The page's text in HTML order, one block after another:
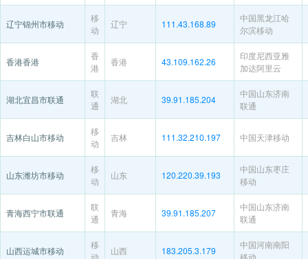
辽宁锦州市移动
移
动
辽宁 111.43.168.89
中国黑龙江哈
尔滨移动
香港香港
香
港
香港 43.109.162.26
印度尼西亚雅
加达阿里云
湖北宜昌市联通
联
通
湖北 39.91.185.204
中国山东济南
联通
吉林白山市移动
移
动
吉林 111.32.210.197 中国天津移动
山东潍坊市移动
移
动
山东 120.220.39.193
中国山东枣庄
移动
青海西宁市联通
联
通
青海 39.91.185.207
中国山东济南
联通
山西运城市移动
移
动
山西 183.205.3.179
中国河南南阳
移动